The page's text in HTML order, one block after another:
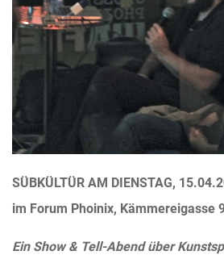
SÜBKÜLTÜR AM DIENSTAG,
im Forum Phoinix, Kämmereigasse
Ein Show & Tell-Abend über